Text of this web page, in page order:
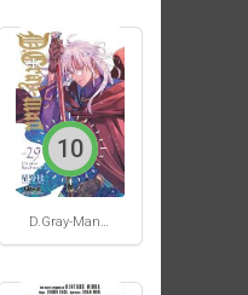
D.Gray-Man #29
10